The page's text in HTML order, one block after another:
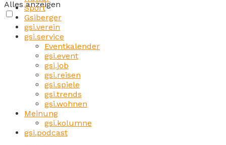
Alles anzeigen
Sport
Gsiberger
gsi.verein
gsi.service
Eventkalender
gsi.event
gsi.job
gsi.reisen
gsi.spiele
gsi.trends
gsi.wohnen
Meinung
gsi.kolumne
gsi.podcast